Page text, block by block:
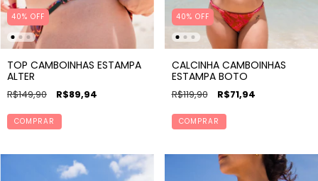
40% OFF
TOP CAMBOINHAS ESTAMPA
ALTER
R$149,90 R$89,94
COMPRAR
40% OFF
CALCINHA CAMBOINHAS
ESTAMPA BOTO
R$119,90 R$71,94
COMPRAR